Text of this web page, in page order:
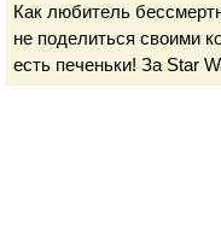
Как любитель
не поделиться своими
есть печеньки! За Star